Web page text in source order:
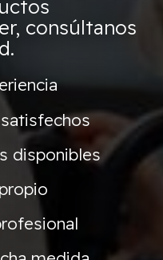
consúltanos
disponibles